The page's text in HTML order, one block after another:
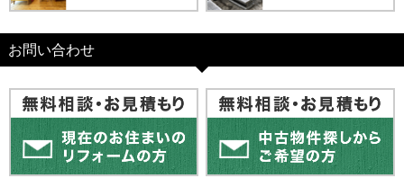
お問い合わせ